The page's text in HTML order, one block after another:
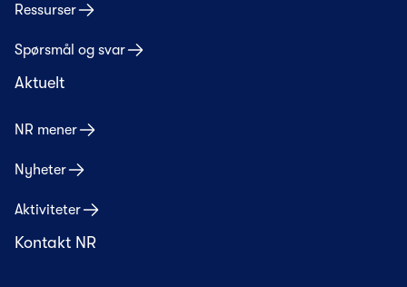
Ressurser
Spørsmål og svar
Aktuelt
NR mener
Nyheter
Aktiviteter
Kontakt NR